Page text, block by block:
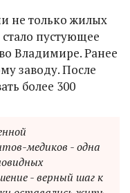
не только жилых
пустующее
Владимире. Ранее
заводу. После
более 300
медиков - одна
- верный шаг к